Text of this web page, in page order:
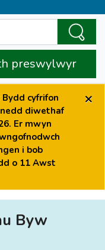
preswylwyr
cyfrifon
diwethaf
Er mwyn
i bob
o 11 Awst
×
Byw